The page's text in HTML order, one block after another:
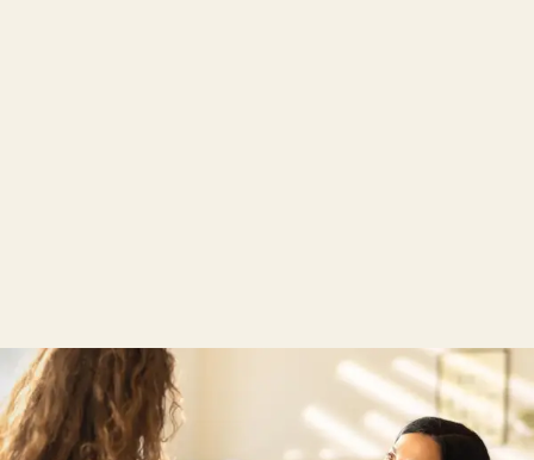
Unsere Standorte entdecken